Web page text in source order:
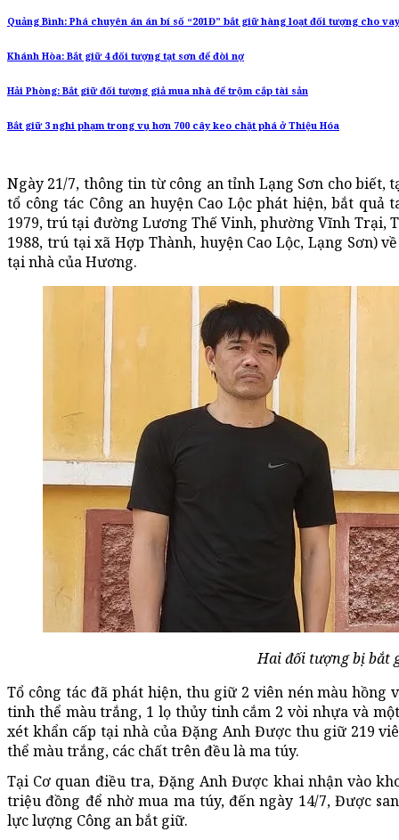
Quảng Bình: Phá chuyên án án bí số “201Đ” bắt giữ hàng loạt đối tượng cho
Khánh Hòa: Bắt giữ 4 đối tượng tạt sơn để đòi nợ
Hải Phòng: Bắt giữ đối tượng giả mua nhà để trộm cắp tài sản
Bắt giữ 3 nghi phạm trong vụ hơn 700 cây keo chặt phá ở Thiệu Hóa
Ngày 21/7, thông tin từ công an tỉnh Lạng Sơn cho biết,
tổ công tác Công an huyện Cao Lộc phát hiện, bắt
1979, trú tại đường Lương Thế Vinh, phường Vĩnh Trại,
1988, trú tại xã Hợp Thành, huyện Cao Lộc, Lạng Sơn)
tại nhà của Hương.
Hai đối tượng bị bắt
Tổ công tác đã phát hiện, thu giữ 2 viên nén màu hồng
tinh thể màu trắng, 1 lọ thủy tinh cắm 2 vòi nhựa và
xét khẩn cấp tại nhà của Đặng Anh Được thu giữ 219
thể màu trắng, các chất trên đều là ma túy.
Tại Cơ quan điều tra, Đặng Anh Được khai nhận vào
triệu đồng để nhờ mua ma túy, đến ngày 14/7, Được
lực lượng Công an bắt giữ.